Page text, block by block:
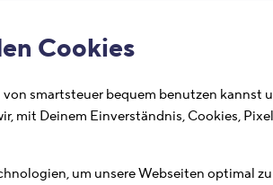
Cookies
smartsteuer bequem benutzen kannst
mit Deinem Einverständnis, Cookies,
um unsere Webseiten optimal